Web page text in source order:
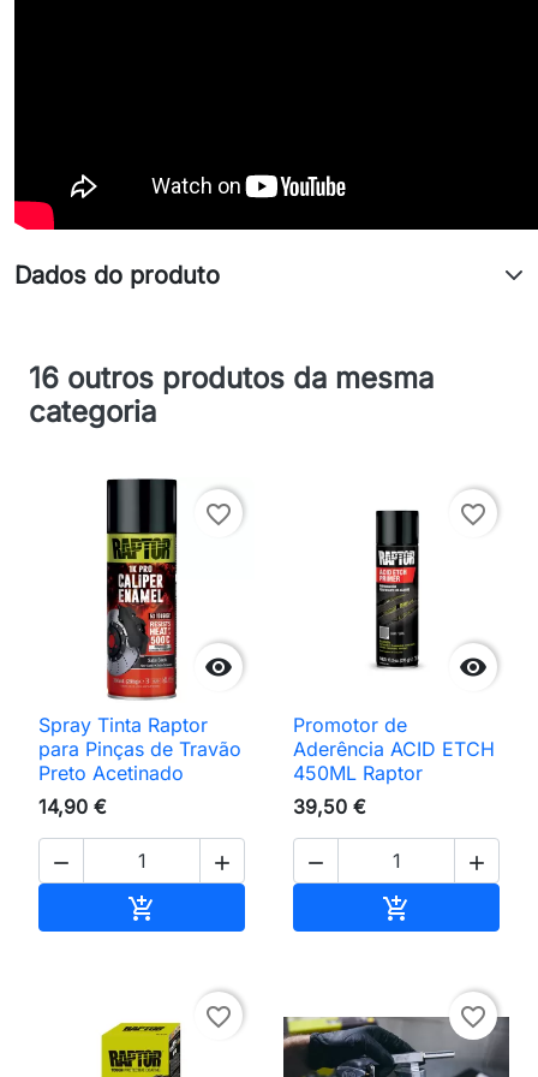
Dados do produto
16 outros produtos da mesma
categoria

favorite_border
Spray Tinta Raptor
para Pinças de Travão
Preto Acetinado
14,90 €
 


favorite_border
Promotor de
Aderência ACID ETCH
450ML Raptor
39,50 €
 

favorite_border favorite_border